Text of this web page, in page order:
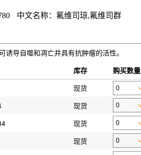
中文名称：氟维司琼,氟维司群
导自噬和凋亡并具有抗肿瘤的活性。
库存
购买数量
现货
现货
现货
现货